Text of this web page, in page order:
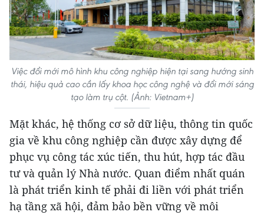
Việc đổi mới mô hình khu công nghiệp hiện tại sang hướng sinh
thái, hiệu quả cao cần lấy khoa học công nghệ và đổi mới sáng
tạo làm trụ cột. (Ảnh: Vietnam+)
Mặt khác, hệ thống cơ sở dữ liệu, thông tin quốc
gia về khu công nghiệp cần được xây dựng để
phục vụ công tác xúc tiến, thu hút, hợp tác đầu
tư và quản lý Nhà nước. Quan điểm nhất quán
là phát triển kinh tế phải đi liền với phát triển
hạ tầng xã hội, đảm bảo bền vững về môi